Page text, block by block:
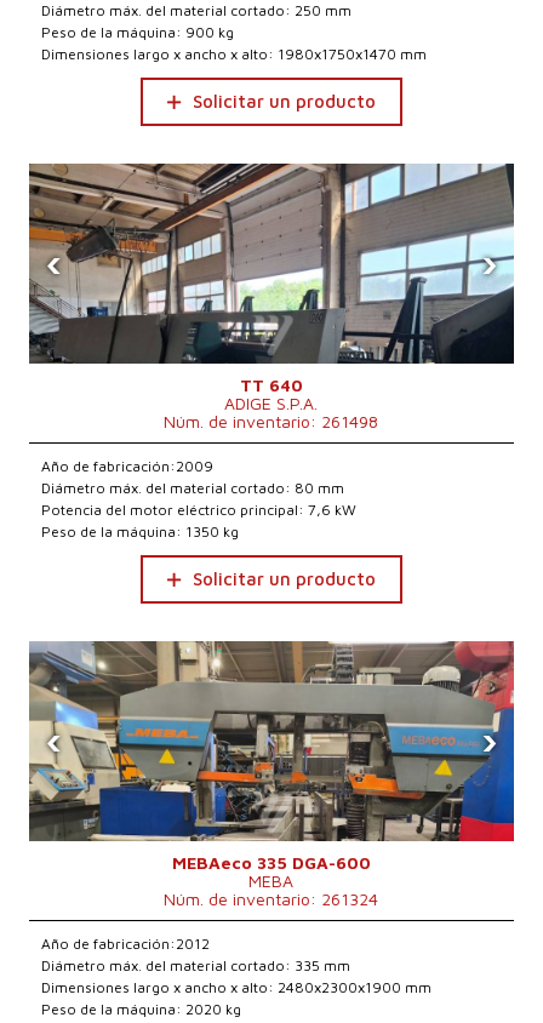
Diámetro máx. del material cortado: 250 mm
Peso de la máquina: 900 kg
Dimensiones largo x ancho x alto: 1980x1750x1470 mm
Solicitar un producto
‹ ›
TT 640
ADIGE S.P.A.
Núm. de inventario: 261498
Año de fabricación:2009
Diámetro máx. del material cortado: 80 mm
Potencia del motor eléctrico principal: 7,6 kW
Peso de la máquina: 1350 kg
Solicitar un producto
‹ ›
MEBAeco 335 DGA-600
MEBA
Núm. de inventario: 261324
Año de fabricación:2012
Diámetro máx. del material cortado: 335 mm
Dimensiones largo x ancho x alto: 2480x2300x1900 mm
Peso de la máquina: 2020 kg